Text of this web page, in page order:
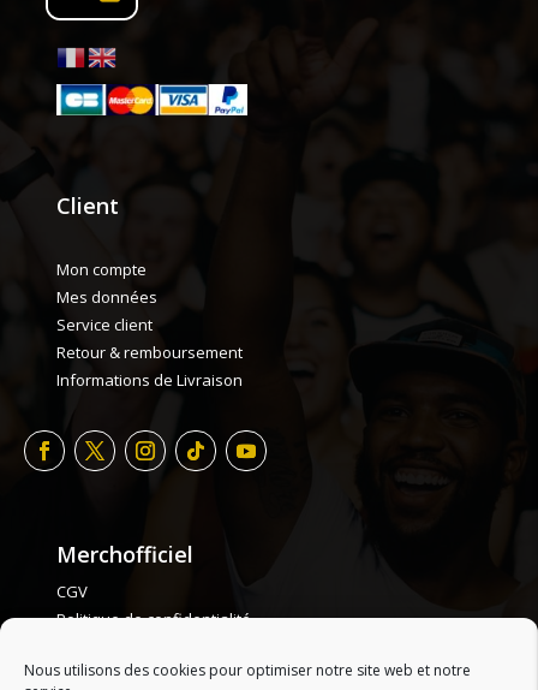
Nous utilisons des cookies pour optimiser notre site web et notre
Client
Mon compte
Mes données
Service client
Retour & remboursement
Informations de Livraison
Merchofficiel
CGV
Politique de confidentialité
Plan de site